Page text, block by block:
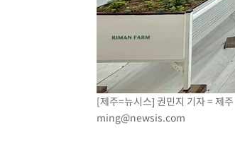
[제주=뉴시스] 권민지 기자 = 제
ming@newsis.com